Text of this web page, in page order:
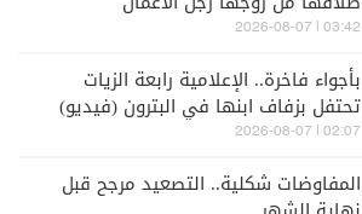
03:42 | 2026-08-07
بأجواء فاخرة.. الإعلامية رابعة الزيات
تحتفل بزفاف ابنها في البترون (فيديو)
02:07 | 2026-08-07
المفاوضات شكلية.. التصعيد مرجح قبل